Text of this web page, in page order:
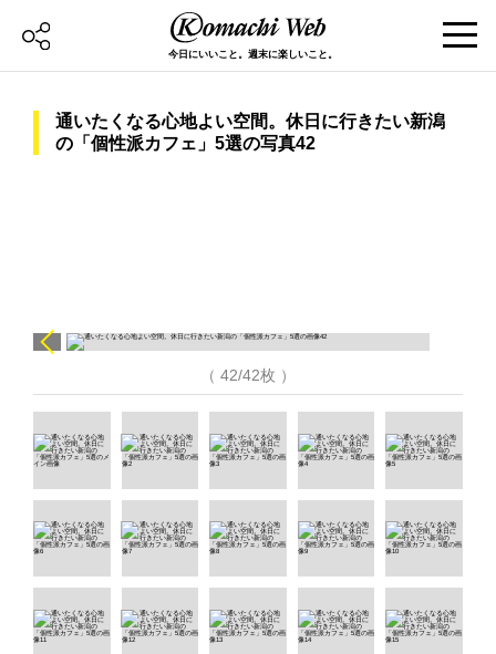
今日にいいこと。週末に楽しいこと。
通いたくなる心地よい空間。休日に行きたい新潟
の「個性派カフェ」5選の写真42
（ 42/42枚 ）